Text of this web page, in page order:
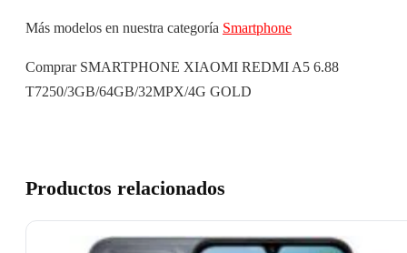
Más modelos en nuestra categoría Smartphone
Comprar SMARTPHONE XIAOMI REDMI A5 6.88
T7250/3GB/64GB/32MPX/4G GOLD
Productos relacionados